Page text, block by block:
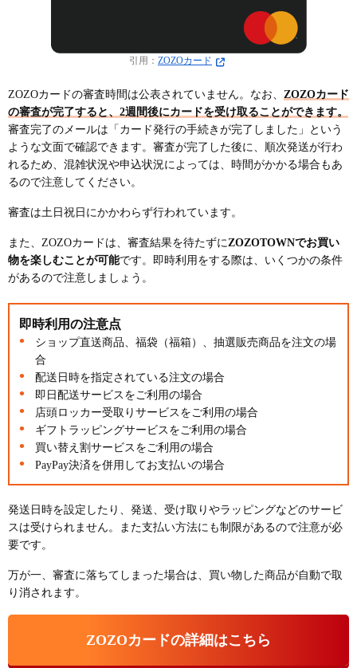
引用： ZOZOカード
ZOZOカードの審査時間は公表されていません。なお、 ZOZOカード
の審査が完了すると、2週間後にカードを受け取ることができます。
審査完了のメールは「カード発行の手続きが完了しました」という
ような文面で確認できます。審査が完了した後に、順次発送が行わ
れるため、混雑状況や申込状況によっては、時間がかかる場合もあ
るので注意してください。
審査は土日祝日にかかわらず行われています。
また、ZOZOカードは、審査結果を待たずに ZOZOTOWNでお買い
物を楽しむことが可能です。即時利用をする際は、いくつかの条件
があるので注意しましょう。
即時利用の注意点
ショップ直送商品、福袋（福箱）、抽選販売商品を注文の場
合
配送日時を指定されている注文の場合
即日配送サービスをご利用の場合
店頭ロッカー受取りサービスをご利用の場合
ギフトラッピングサービスをご利用の場合
買い替え割サービスをご利用の場合
PayPay決済を併用してお支払いの場合
発送日時を設定したり、発送、受け取りやラッピングなどのサービ
スは受けられません。また支払い方法にも制限があるので注意が必
要です。
万が一、審査に落ちてしまった場合は、買い物した商品が自動で取
り消されます。
ZOZOカードの詳細はこちら